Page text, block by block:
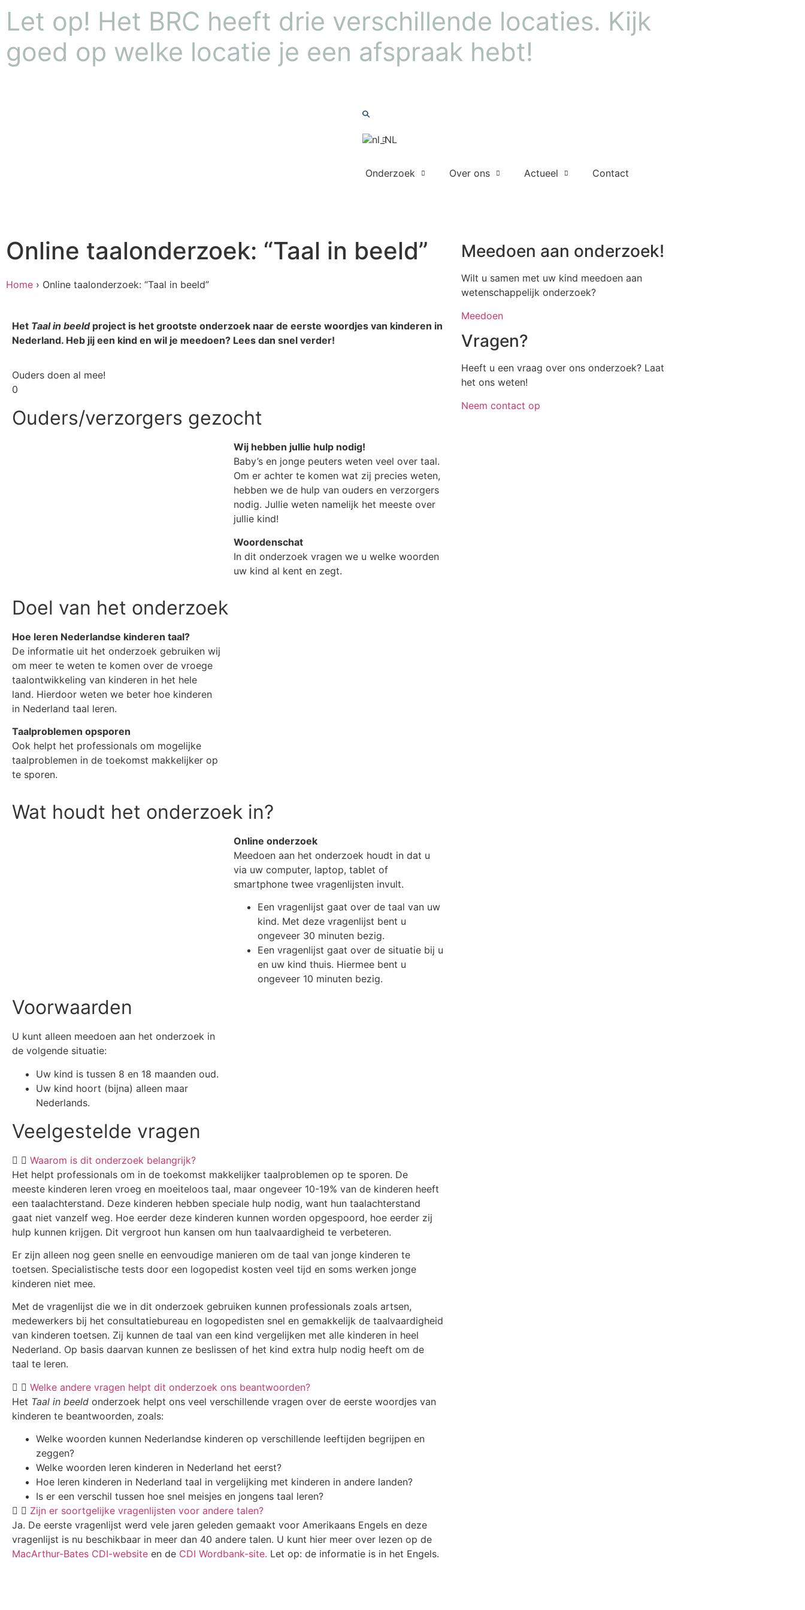
Let op! Het BRC heeft drie verschillende locaties. Kijk
goed op welke locatie je een afspraak hebt!
Onderzoek Over ons Actueel Contact
Online taalonderzoek: “Taal in beeld”
Home › Online taalonderzoek: “Taal in beeld”
Het Taal in beeldproject is het grootste onderzoek naar de eerste woordjes van kinderen in
Nederland. Heb jij een kind en wil je meedoen? Lees dan snel verder!
Ouders doen al mee!
0
Ouders/verzorgers gezocht
Wij hebben jullie hulp nodig!
Baby’s en jonge peuters weten veel over taal.
Om er achter te komen wat zij precies weten,
hebben we de hulp van ouders en verzorgers
nodig. Jullie weten namelijk het meeste over
jullie kind!
Woordenschat
In dit onderzoek vragen we u welke woorden
uw kind al kent en zegt.
Doel van het onderzoek
Hoe leren Nederlandse kinderen taal?
De informatie uit het onderzoek gebruiken wij
om meer te weten te komen over de vroege
taalontwikkeling van kinderen in het hele
land. Hierdoor weten we beter hoe kinderen
in Nederland taal leren.
Taalproblemen opsporen
Ook helpt het professionals om mogelijke
taalproblemen in de toekomst makkelijker op
te sporen.
Wat houdt het onderzoek in?
Online onderzoek
Meedoen aan het onderzoek houdt in dat u
via uw computer, laptop, tablet of
smartphone twee vragenlijsten invult.
Een vragenlijst gaat over de taal van uw
kind. Met deze vragenlijst bent u
ongeveer 30 minuten bezig.
Een vragenlijst gaat over de situatie bij u
en uw kind thuis. Hiermee bent u
ongeveer 10 minuten bezig.
Voorwaarden
U kunt alleen meedoen aan het onderzoek in
de volgende situatie:
Uw kind is tussen 8 en 18 maanden oud.
Uw kind hoort (bijna) alleen maar
Nederlands.
Veelgestelde vragen
Waarom is dit onderzoek belangrijk?
Het helpt professionals om in de toekomst makkelijker taalproblemen op te sporen. De
meeste kinderen leren vroeg en moeiteloos taal, maar ongeveer 10-19% van de kinderen heeft
een taalachterstand. Deze kinderen hebben speciale hulp nodig, want hun taalachterstand
gaat niet vanzelf weg. Hoe eerder deze kinderen kunnen worden opgespoord, hoe eerder zij
hulp kunnen krijgen. Dit vergroot hun kansen om hun taalvaardigheid te verbeteren.
Er zijn alleen nog geen snelle en eenvoudige manieren om de taal van jonge kinderen te
toetsen. Specialistische tests door een logopedist kosten veel tijd en soms werken jonge
kinderen niet mee.
Met de vragenlijst die we in dit onderzoek gebruiken kunnen professionals zoals artsen,
medewerkers bij het consultatiebureau en logopedisten snel en gemakkelijk de taalvaardigheid
van kinderen toetsen. Zij kunnen de taal van een kind vergelijken met alle kinderen in heel
Nederland. Op basis daarvan kunnen ze beslissen of het kind extra hulp nodig heeft om de
taal te leren.
Welke andere vragen helpt dit onderzoek ons beantwoorden?
Het Taal in beeld onderzoek helpt ons veel verschillende vragen over de eerste woordjes van
kinderen te beantwoorden, zoals:
Welke woorden kunnen Nederlandse kinderen op verschillende leeftijden begrijpen en
zeggen?
Welke woorden leren kinderen in Nederland het eerst?
Hoe leren kinderen in Nederland taal in vergelijking met kinderen in andere landen?
Is er een verschil tussen hoe snel meisjes en jongens taal leren?
Zijn er soortgelijke vragenlijsten voor andere talen?
Ja. De eerste vragenlijst werd vele jaren geleden gemaakt voor Amerikaans Engels en deze
vragenlijst is nu beschikbaar in meer dan 40 andere talen. U kunt hier meer over lezen op de
MacArthur-Bates CDI-website en de CDI Wordbank-site. Let op: de informatie is in het Engels.
Meedoen aan onderzoek!
Wilt u samen met uw kind meedoen aan
wetenschappelijk onderzoek?
Meedoen
Vragen?
Heeft u een vraag over ons onderzoek? Laat
het ons weten!
Neem contact op